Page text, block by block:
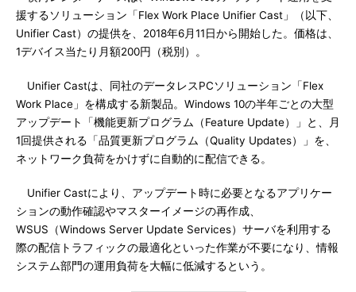
援するソリューション「Flex Work Place Unifier Cast」（以下、
Unifier Cast）の提供を、2018年6月11日から開始した。価格は、
1デバイス当たり月額200円（税別）。
Unifier Castは、同社のデータレスPCソリューション「Flex
Work Place」を構成する新製品。Windows 10の半年ごとの大型
アップデート「機能更新プログラム（Feature Update）」と、月
1回提供される「品質更新プログラム（Quality Updates）」を、
ネットワーク負荷をかけずに自動的に配信できる。
Unifier Castにより、アップデート時に必要となるアプリケー
ションの動作確認やマスターイメージの再作成、
WSUS（Windows Server Update Services）サーバを利用する
際の配信トラフィックの最適化といった作業が不要になり、情報
システム部門の運用負荷を大幅に低減するという。